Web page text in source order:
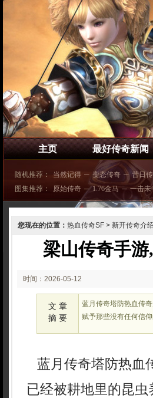
主页 最好传奇新闻
随机推荐： 当然记得 ─ 变态传奇 ─ 昔日
图集推荐：
原始传奇 ─ 1.76金马 ─ 一击未
您现在的位置： 热血传奇SF > 新开传奇介绍
梁山传奇手
时间：2026-05-12
02:05
文 章
摘 要
蓝月传奇塔防热血传
赋予那些没有任何信
蓝月传奇塔防热血
已经被耕地里的昆